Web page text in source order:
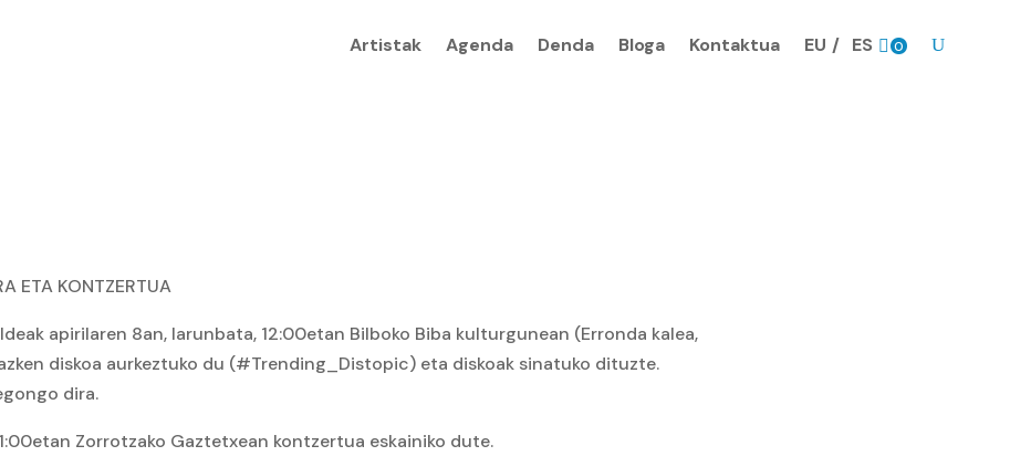
Artistak Agenda Denda Bloga Kontaktua EU ES
0
ETA KONTZERTUA
apirilaren 8an, larunbata, 12:00etan Bilboko Biba kulturgunean (Erronda kalea,
diskoa aurkeztuko du (#Trending_Distopic) eta diskoak sinatuko dituzte.
dira.
Zorrotzako Gaztetxean kontzertua eskainiko dute.